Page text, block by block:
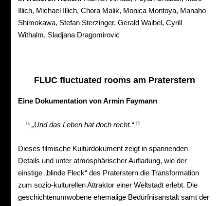
Illich, Michael Illich, Chora Malik, Monica Montoya, Manaho
Shimokawa, Stefan Sterzinger, Gerald Waibel, Cyrill
Withalm, Sladjana Dragomirovic
FLUC fluctuated rooms am Praterstern
Eine Dokumentation von Armin Faymann
„Und das Leben hat doch recht.“
Dieses filmische Kulturdokument zeigt in spannenden
Details und unter atmosphärischer Aufladung, wie der
einstige „blinde Fleck“ des Praterstern die Transformation
zum sozio-kulturellen Attraktor einer Weltstadt erlebt. Die
geschichtenumwobene ehemalige Bedürfnisanstalt samt der